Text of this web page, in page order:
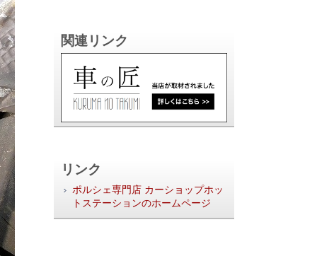
関連リンク
リンク
ポルシェ専門店 カーショップホッ
トステーションのホームページ